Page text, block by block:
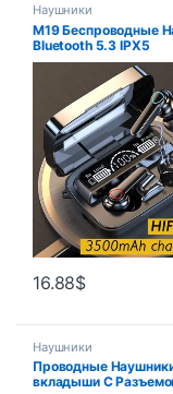
Наушники
M19 Беспроводные
Bluetooth 5.3 IPX5
Водонепроницаемые
Наушники-вкладыши
Стерео Музыкальные
Гарнитуры С
16.88$
Наушники
Проводные
вкладыши С